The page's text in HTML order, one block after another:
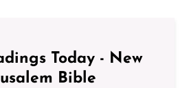
Today - New
Bible